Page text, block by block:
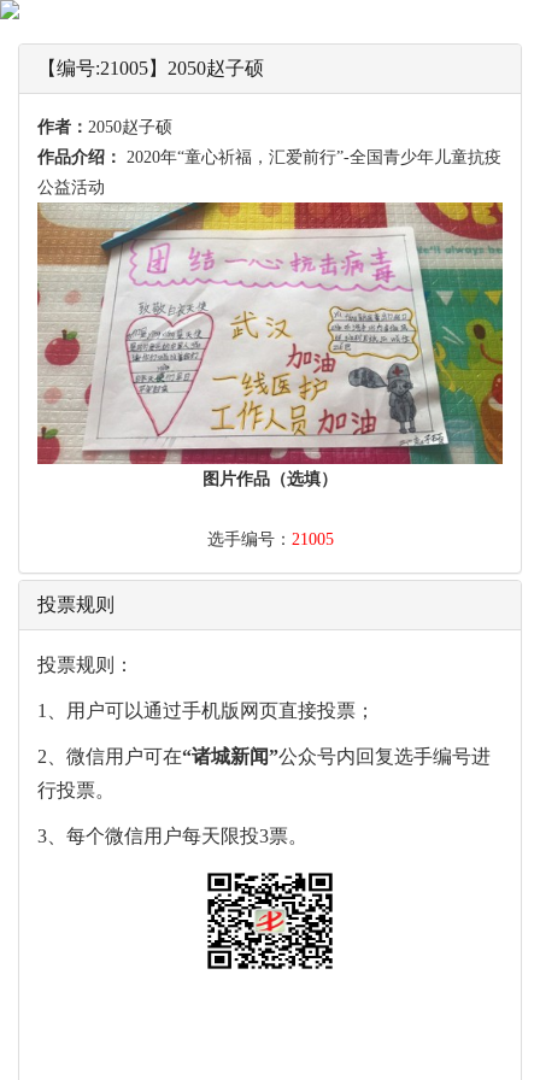
【编号:21005】2050赵子硕
作者： 2050赵子硕
作品介绍： 2020年“童心祈福，汇爱前行”-全国青少年儿童抗疫
公益活动
图片作品（选填）
选手编号： 21005
投票规则
投票规则：
1、用户可以通过手机版网页直接投票；
2、微信用户可在“诸城新闻”公众号内回复选手编号进
行投票。
3、每个微信用户每天限投3票。